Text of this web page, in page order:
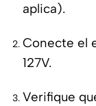
aplica).
Conecte el
127V.
Verifique